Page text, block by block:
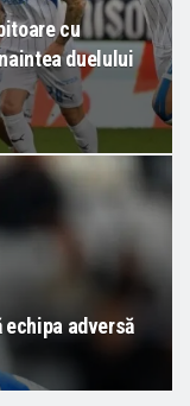
cu
duelului
echipa adversă